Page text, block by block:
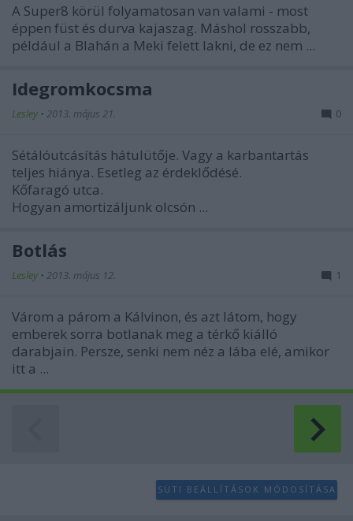
A Super8 körül folyamatosan van valami - most
éppen füst és durva kajaszag. Máshol rosszabb,
például a Blahán a Meki felett lakni, de ez nem ...
Idegromkocsma
Lesley • 2013. május 21. 0
Sétálóutcásítás hátulütője. Vagy a karbantartás
teljes hiánya. Esetleg az érdeklődésé.
Kőfaragó utca.
Hogyan amortizáljunk olcsón ...
Botlás
Lesley • 2013. május 12. 1
Várom a párom a Kálvinon, és azt látom, hogy
emberek sorra botlanak meg a térkő kiálló
darabjain. Persze, senki nem néz a lába elé, amikor
itt a ...
SÜTI BEÁLLÍTÁSOK MÓDOSÍTÁSA